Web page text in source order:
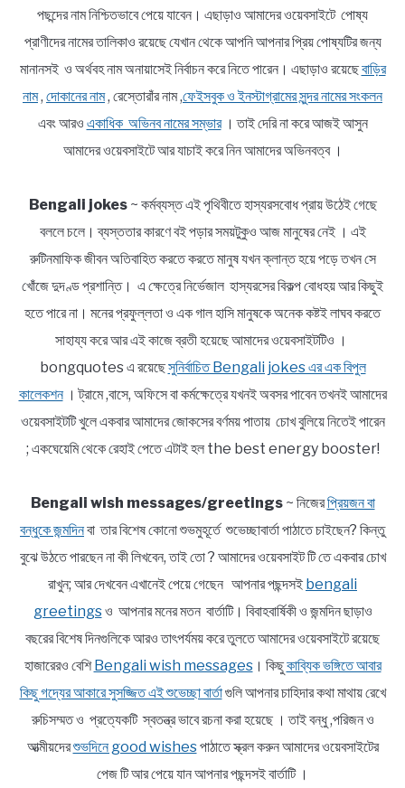
পছন্দের নাম নিশ্চিতভাবে পেয়ে যাবেন। এছাড়াও আমাদের ওয়েবসাইটে পোষ্য
প্রাণীদের নামের তালিকাও রয়েছে যেখান থেকে আপনি আপনার প্রিয় পোষ্যটির জন্য
মানানসই ও অর্থবহ নাম অনায়াসেই নির্বাচন করে নিতে পারেন। এছাড়াও রয়েছেবাড়ির
নাম, দোকানের নাম, রেস্তোরাঁর নাম ,ফেইসবুক ও ইনস্টাগ্রামের সুন্দর নামের সংকলন
এবং আরও একাধিক অভিনব নামের সম্ভার। তাই দেরি না করে আজই আসুন
আমাদের ওয়েবসাইটে আর যাচাই করে নিন আমাদের অভিনবত্ব ।
Bengali jokes~ কর্মব্যস্ত এই পৃথিবীতে হাস্যরসবোধ প্রায় উঠেই গেছে
বললে চলে। ব্যস্ততার কারণে বই পড়ার সময়টুকুও আজ মানুষের নেই । এই
রুটিনমাফিক জীবন অতিবাহিত করতে করতে মানুষ যখন ক্লান্ত হয়ে পড়ে তখন সে
খোঁজে দুদণ্ড প্রশান্তি। এ ক্ষেত্রে নির্ভেজাল হাস্যরসের বিকল্প বোধহয় আর কিছুই
হতে পারে না। মনের প্রফুল্লতা ও এক গাল হাসি মানুষকে অনেক কষ্টই লাঘব করতে
সাহায্য করে আর এই কাজে ব্রতী হয়েছে আমাদের ওয়েবসাইটটিও ।
bongquotes এ রয়েছেসুনির্বাচিত Bengali jokes এর এক বিপুল
কালেকশন। ট্রামে ,বাসে, অফিসে বা কর্মক্ষেত্রে যখনই অবসর পাবেন তখনই আমাদের
ওয়েবসাইটটি খুলে একবার আমাদের জোকসের বর্ণময় পাতায় চোখ বুলিয়ে নিতেই পারেন
; একঘেয়েমি থেকে রেহাই পেতে এটাই হল the best energy booster!
Bengali wish messages/greetings~ নিজেরপ্রিয়জন বা
বন্ধুকে জন্মদিনবা তার বিশেষ কোনো শুভমুহূর্তে শুভেচ্ছাবার্তা পাঠাতে চাইছেন? কিন্তু
বুঝে উঠতে পারছেন না কী লিখবেন, তাই তো ? আমাদের ওয়েবসাইট টি তে একবার চোখ
রাখুন; আর দেখবেন এখানেই পেয়ে গেছেন আপনার পছন্দসই bengali
greetingsও আপনার মনের মতন বার্তাটি। বিবাহবার্ষিকী ও জন্মদিন ছাড়াও
বছরের বিশেষ দিনগুলিকে আরও তাৎপর্যময় করে তুলতে আমাদের ওয়েবসাইটে রয়েছে
হাজারেরও বেশিBengali wish messages। কিছুকাব্যিক ভঙ্গিতে আবার
কিছু গদ্যের আকারে সুসজ্জিত এই শুভেচ্ছা বার্তাগুলি আপনার চাহিদার কথা মাথায় রেখে
রুচিসম্মত ও প্রত্যেকটি স্বতন্ত্র ভাবে রচনা করা হয়েছে । তাই বন্ধু ,পরিজন ও
আত্মীয়দেরশুভদিনে good wishesপাঠাতে স্ক্রল করুন আমাদের ওয়েবসাইটের
পেজ টি আর পেয়ে যান আপনার পছন্দসই বার্তাটি ।